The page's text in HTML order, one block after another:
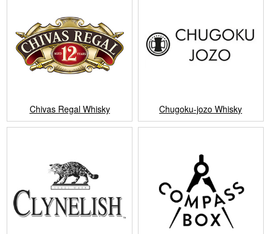
Chivas Regal Whisky Chugoku-jozo Whisky